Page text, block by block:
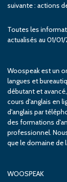
suivante : actions
Toutes les
actualisés au 01/
Woospeak est un
langues et
débutant et
cours d'anglais en
d'anglais par
des formations
professionnel.
que le domaine de
WOOSPEAK